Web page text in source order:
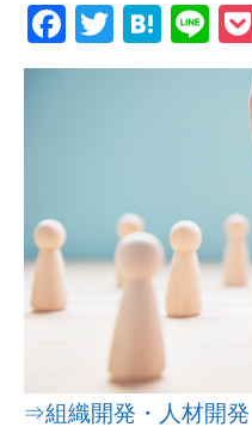
Facebook
Twitter
⇒組織開発・人材開